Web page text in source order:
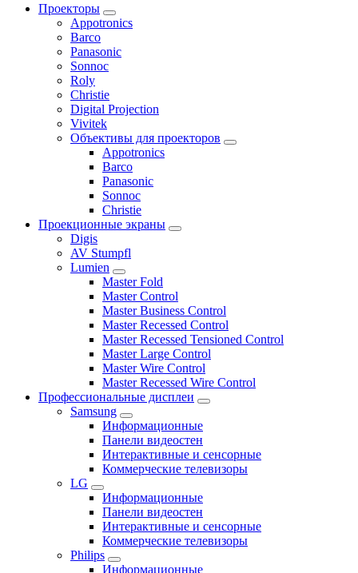
Проекторы
Appotronics
Barco
Panasonic
Sonnoc
Roly
Christie
Digital Projection
Vivitek
Объективы для проекторов
Appotronics
Barco
Panasonic
Sonnoc
Сhristie
Проекционные экраны
Digis
AV Stumpfl
Lumien
Master Fold
Master Control
Master Business Control
Master Recessed Control
Master Recessed Tensioned Control
Master Large Control
Master Wire Control
Master Recessed Wire Control
Профессиональные дисплеи
Samsung
Информационные
Панели видеостен
Интерактивные и сенсорные
Коммерческие телевизоры
LG
Информационные
Панели видеостен
Интерактивные и сенсорные
Коммерческие телевизоры
Philips
Информационные